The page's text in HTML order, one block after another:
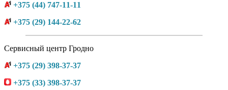
+375 (44) 747-11-11
+375 (29) 144-22-62
Сервисный центр Гродно
+375 (29) 398-37-37
+375 (33) 398-37-37